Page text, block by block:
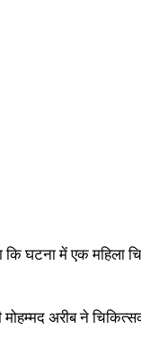
घटना में एक महिला
अरीब ने